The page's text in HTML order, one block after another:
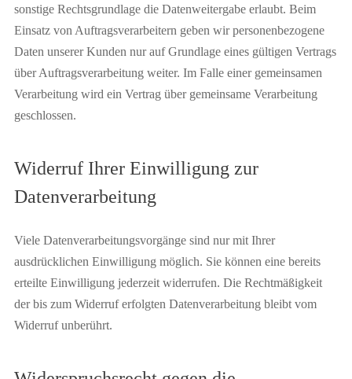
sonstige Rechtsgrundlage die Datenweitergabe erlaubt. Beim
Einsatz von Auftragsverarbeitern geben wir personenbezogene
Daten unserer Kunden nur auf Grundlage eines gültigen Vertrags
über Auftragsverarbeitung weiter. Im Falle einer gemeinsamen
Verarbeitung wird ein Vertrag über gemeinsame Verarbeitung
geschlossen.
Widerruf Ihrer Einwilligung zur
Datenverarbeitung
Viele Datenverarbeitungsvorgänge sind nur mit Ihrer
ausdrücklichen Einwilligung möglich. Sie können eine bereits
erteilte Einwilligung jederzeit widerrufen. Die Rechtmäßigkeit
der bis zum Widerruf erfolgten Datenverarbeitung bleibt vom
Widerruf unberührt.